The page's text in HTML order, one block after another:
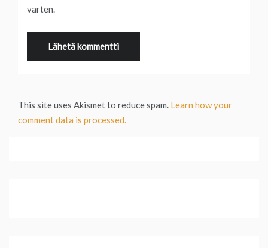
varten.
This site uses Akismet to reduce spam. Learn how your
comment data is processed.